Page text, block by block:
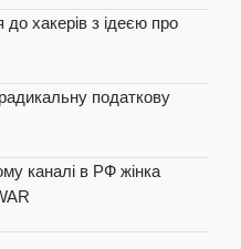
до хакерів з ідеєю про
податкову
каналі в РФ жінка